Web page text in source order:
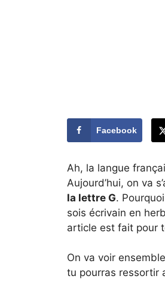
Facebook
Ah, la langue
Aujourd’hui, on va
la lettre G.
sois écrivain en
article est fait pour
On va voir
tu pourras ressortir